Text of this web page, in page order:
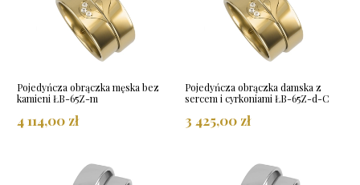
Pojedyńcza obrączka męska bez
kamieni ŁB-65Z-m
4 114,00 zł
Pojedyńcza obrączka damska z
sercem i cyrkoniami ŁB-65Z-d-C
3 425,00 zł